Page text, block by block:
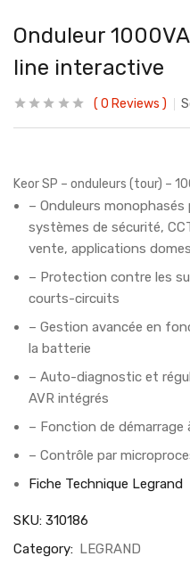
Onduleur
line interactive
0 Reviews
Keor SP – onduleurs (tour) –
– Onduleurs
systèmes de sécurité,
vente, applications
– Protection contre les
courts-circuits
– Gestion avancée en
la batterie
– Auto-diagnostic et
AVR intégrés
– Fonction de démarrage
– Contrôle par
Fiche Technique Legrand
SKU: 310186
Category: LEGRAND